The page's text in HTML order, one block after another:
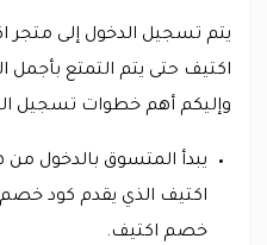
يتم تسجيل الدخول إلى
اكتيف حتى يتم التمتع
وإليكم أهم خطوات تسجيل
اكتيف الذي يقدم كود خصم
خصم اكتيف.